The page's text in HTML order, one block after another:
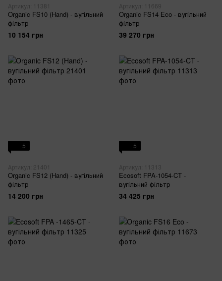
Артикул: 11381
Organic FS10 (Hand) - вугільний
фільтр
10 154 грн
Артикул: 11669
Organic FS14 Eco - вугільний
фільтр
39 270 грн
5
Артикул: 21401
Organic FS12 (Hand) - вугільний
фільтр
14 200 грн
5
Артикул: 11313
Ecosoft FPA-1054-CT -
вугільний фільтр
34 425 грн